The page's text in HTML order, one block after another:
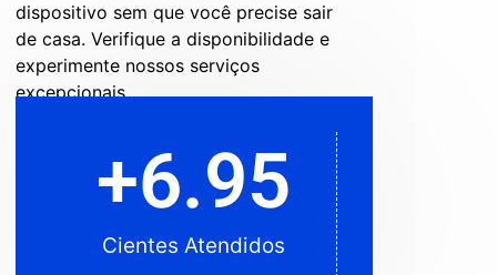
dispositivo sem que você precise sair
de casa. Verifique a disponibilidade e
experimente nossos serviços
excepcionais.
Cientes Atendidos
5.95
Cientes Atendidos
+6.95